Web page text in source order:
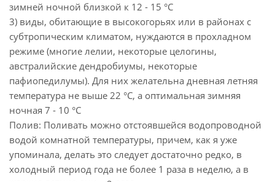
зимней ночной близкой к 12 - 15 °С
3) виды, обитающие в высокогорьях или в районах с
субтропическим климатом, нуждаются в прохладном
режиме (многие лелии, некоторые целогины,
австралийские дендробиумы, некоторые
пафиопедилумы). Для них желательна дневная летняя
температура не выше 22 °С, а оптимальная зимняя
ночная 7 - 10 °С
Полив: Поливать можно отстоявшейся водопроводной
водой комнатной температуры, причем, как я уже
упоминала, делать это следует достаточно редко, в
холодный период года не более 1 раза в неделю, а в